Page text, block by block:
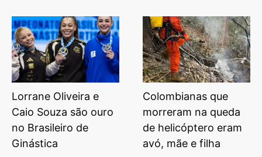
Lorrane Oliveira e
Caio Souza são ouro
no Brasileiro de
Ginástica
Colombianas que
morreram na queda
de helicóptero eram
avó, mãe e filha